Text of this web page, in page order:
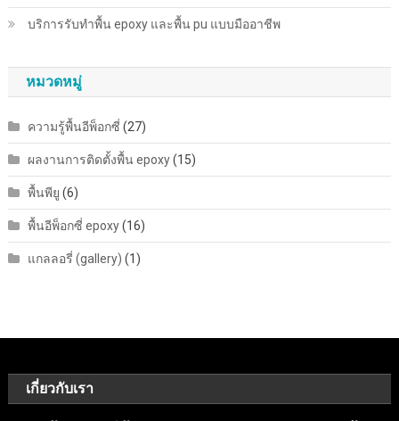
บริการรับทำพื้น epoxy และพื้น pu แบบมืออาชีพ
หมวดหมู่
ความรู้พื้นอีพ็อกซี่ (27)
ผลงานการติดตั้งพื้น epoxy(15)
พื้นพียู (6)
พื้นอีพ็อกซี่ epoxy(16)
แกลลอรี่ (gallery) (1)
เกี่ยวกับเรา